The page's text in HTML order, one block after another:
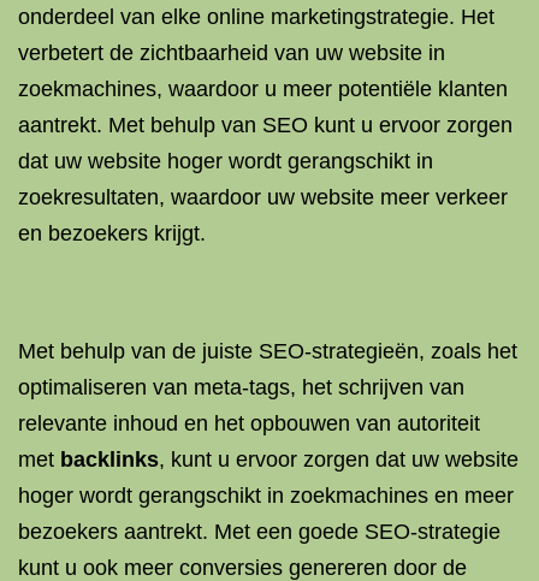
onderdeel van elke online marketingstrategie. Het
verbetert de zichtbaarheid van uw website in
zoekmachines, waardoor u meer potentiële klanten
aantrekt. Met behulp van SEO kunt u ervoor zorgen
dat uw website hoger wordt gerangschikt in
zoekresultaten, waardoor uw website meer verkeer
en bezoekers krijgt.
Met behulp van de juiste SEO-strategieën, zoals het
optimaliseren van meta-tags, het schrijven van
relevante inhoud en het opbouwen van autoriteit
met backlinks, kunt u ervoor zorgen dat uw website
hoger wordt gerangschikt in zoekmachines en meer
bezoekers aantrekt. Met een goede SEO-strategie
kunt u ook meer conversies genereren door de